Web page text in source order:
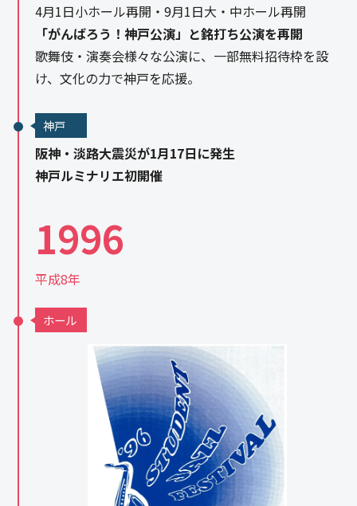
4月1日小ホール再開・9月1日大・中ホール再開
「がんばろう！神戸公演」と銘打ち公演を再開
歌舞伎・演奏会様々な公演に、一部無料招待枠を設
け、文化の力で神戸を応援。
神戸
阪神・淡路大震災が1月17日に発生
神戸ルミナリエ初開催
1996
平成8年
ホール